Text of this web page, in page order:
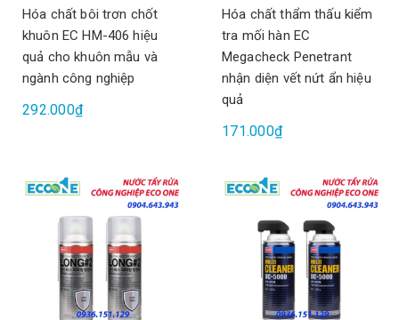
Hóa chất bôi trơn chốt
khuôn EC HM-406 hiệu
quả cho khuôn mẫu và
ngành công nghiệp
292.000₫
Hóa chất thẩm thấu kiểm
tra mối hàn EC
Megacheck Penetrant
nhận diện vết nứt ẩn hiệu
quả
171.000₫